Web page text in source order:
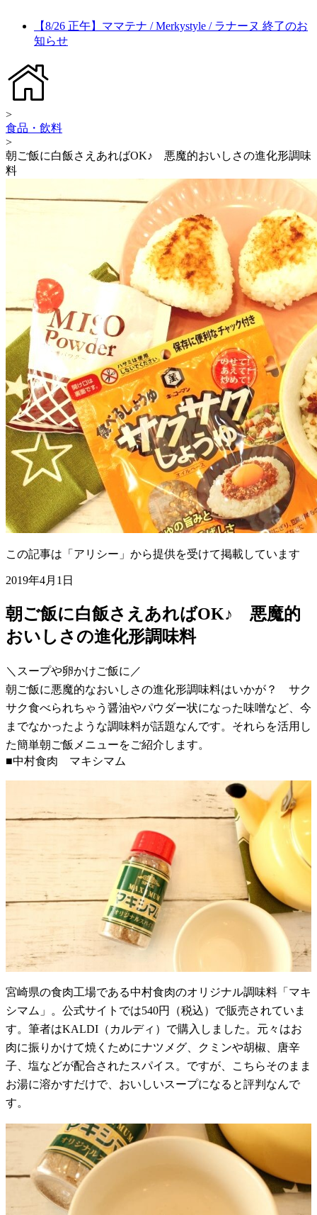
【8/26 正午】ママテナ / Merkystyle / ラナーヌ 終了のお
知らせ
>
食品・飲料
>
朝ご飯に白飯さえあればOK♪ 悪魔的おいしさの進化形調味
料
この記事は「アリシー」から提供を受けて掲載しています
2019年4月1日
朝ご飯に白飯さえあればOK♪ 悪魔的
おいしさの進化形調味料
＼スープや卵かけご飯に／
朝ご飯に悪魔的なおいしさの進化形調味料はいかが？ サク
サク食べられちゃう醤油やパウダー状になった味噌など、今
までなかったような調味料が話題なんです。それらを活用し
た簡単朝ご飯メニューをご紹介します。
■中村食肉 マキシマム
宮崎県の食肉工場である中村食肉のオリジナル調味料「マキ
シマム」。公式サイトでは540円（税込）で販売されていま
す。筆者はKALDI（カルディ）で購入しました。元々はお
肉に振りかけて焼くためにナツメグ、クミンや胡椒、唐辛
子、塩などが配合されたスパイス。ですが、こちらそのまま
お湯に溶かすだけで、おいしいスープになると評判なんで
す。